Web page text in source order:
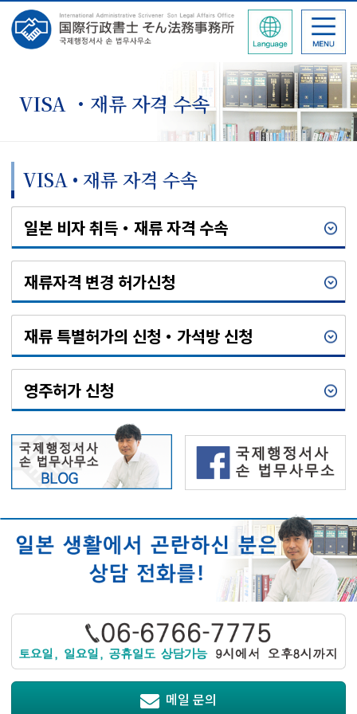
VISA ・재류 자격 수속
VISA • 재류 자격 수속
일본 비자 취득・재류 자격 수속
재류자격 변경 허가신청
재류 특별허가의 신청・가석방 신청
영주허가 신청
메일 문의